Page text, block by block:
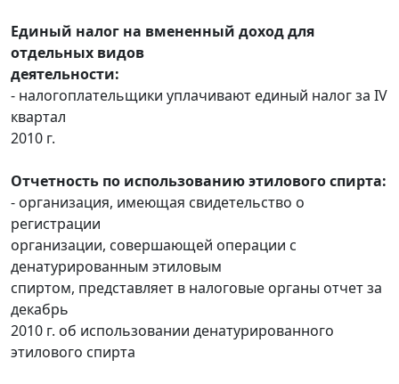
Единый налог на вмененный доход для
отдельных видов
деятельности:
- налогоплательщики уплачивают единый налог за IV
квартал
2010 г.
Отчетность по использованию этилового спирта:
- организация, имеющая свидетельство о
регистрации
организации, совершающей операции с
денатурированным этиловым
спиртом, представляет в налоговые органы отчет за
декабрь
2010 г. об использовании денатурированного
этилового спирта